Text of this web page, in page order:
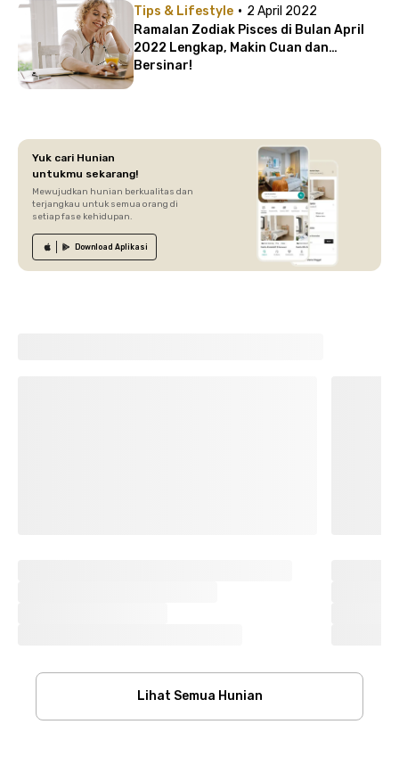
Tips & Lifestyle · 2 April 2022
Ramalan Zodiak Pisces di Bulan April
2022 Lengkap, Makin Cuan dan
Bersinar!
Yuk cari Hunian
untukmu sekarang!
Mewujudkan hunian berkualitas dan
terjangkau untuk semua orang di
setiap fase kehidupan.
Download Aplikasi
Lihat Semua Hunian